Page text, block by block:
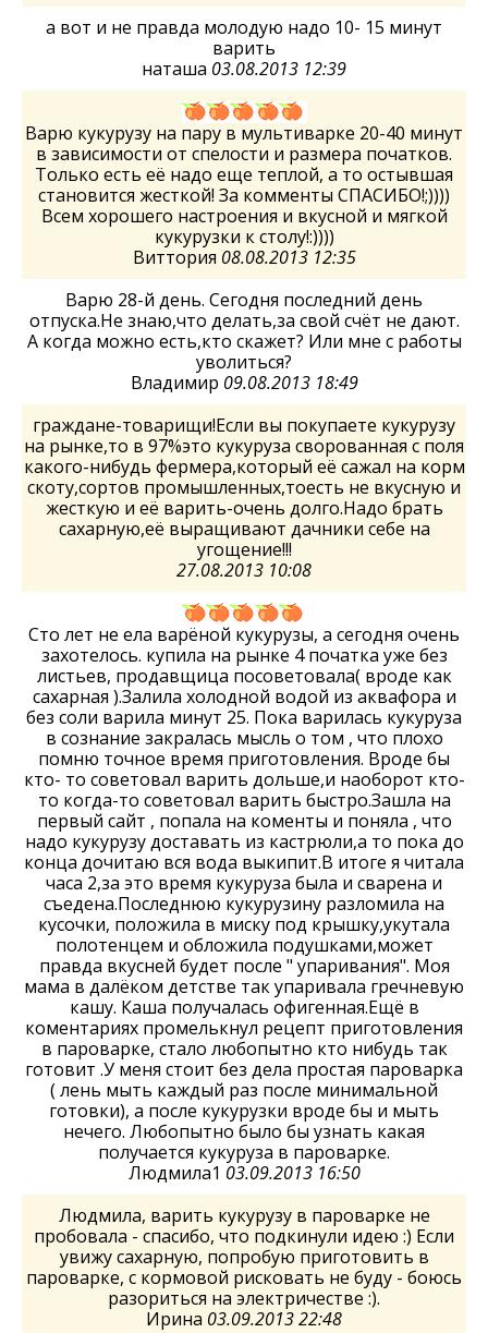
а вот и не правда молодую надо 10- 15 минут
варить
наташа 03.08.2013 12:39
Варю кукурузу на пару в мультиварке 20-40 минут
в зависимости от спелости и размера початков.
Только есть её надо еще теплой, а то остывшая
становится жесткой! За комменты СПАСИБО!;))))
Всем хорошего настроения и вкусной и мягкой
кукурузки к столу!:))))
Виттория 08.08.2013 12:35
Варю 28-й день. Сегодня последний день
отпуска.Не знаю,что делать,за свой счёт не дают.
А когда можно есть,кто скажет? Или мне с работы
уволиться?
Владимир 09.08.2013 18:49
граждане-товарищи!Если вы покупаете кукурузу
на рынке,то в 97%это кукуруза сворованная с поля
какого-нибудь фермера,который её сажал на корм
скоту,сортов промышленных,тоесть не вкусную и
жесткую и её варить-очень долго.Надо брать
сахарную,её выращивают дачники себе на
угощение!!!
27.08.2013 10:08
Сто лет не ела варёной кукурузы, а сегодня очень
захотелось. купила на рынке 4 початка уже без
листьев, продавщица посоветовала( вроде как
сахарная ).Залила холодной водой из аквафора и
без соли варила минут 25. Пока варилась кукуруза
в сознание закралась мысль о том , что плохо
помню точное время приготовления. Вроде бы
кто- то советовал варить дольше,и наоборот кто-
то когда-то советовал варить быстро.Зашла на
первый сайт , попала на коменты и поняла , что
надо кукурузу доставать из кастрюли,а то пока до
конца дочитаю вся вода выкипит.В итоге я читала
часа 2,за это время кукуруза была и сварена и
съедена.Последнюю кукурузину разломила на
кусочки, положила в миску под крышку,укутала
полотенцем и обложила подушками,может
правда вкусней будет после " упаривания". Моя
мама в далёком детстве так упаривала гречневую
кашу. Каша получалась офигенная.Ещё в
коментариях промелькнул рецепт приготовления
в пароварке, стало любопытно кто нибудь так
готовит .У меня стоит без дела простая пароварка
( лень мыть каждый раз после минимальной
готовки), а после кукурузки вроде бы и мыть
нечего. Любопытно было бы узнать какая
получается кукуруза в пароварке.
Людмила1 03.09.2013 16:50
Людмила, варить кукурузу в пароварке не
пробовала - спасибо, что подкинули идею :) Если
увижу сахарную, попробую приготовить в
пароварке, с кормовой рисковать не буду - боюсь
разориться на электричестве :).
Ирина 03.09.2013 22:48